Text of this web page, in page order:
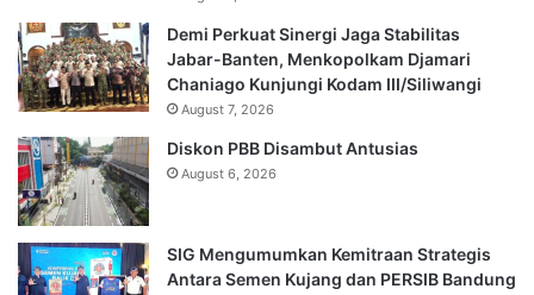
Demi Perkuat Sinergi Jaga Stabilitas
Jabar-Banten, Menkopolkam Djamari
Chaniago Kunjungi Kodam III/Siliwangi
August 7, 2026
Diskon PBB Disambut Antusias
August 6, 2026
SIG Mengumumkan Kemitraan Strategis
Antara Semen Kujang dan PERSIB Bandung